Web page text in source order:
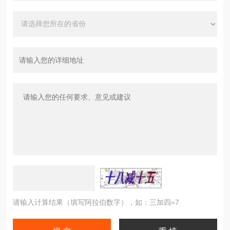
请输入计算结果（填写阿拉伯数字），如：三加四=7